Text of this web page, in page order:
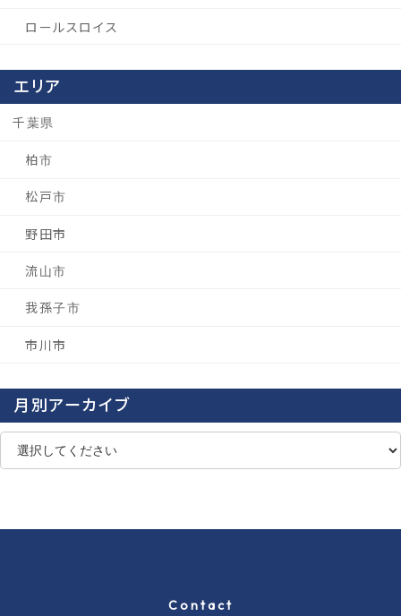
ロールスロイス
エリア
千葉県
柏市
松戸市
野田市
流山市
我孫子市
市川市
月別アーカイブ
Contact